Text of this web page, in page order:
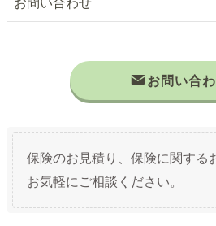
お問い合
保険のお見積り、保険に関する
お気軽にご相談ください。